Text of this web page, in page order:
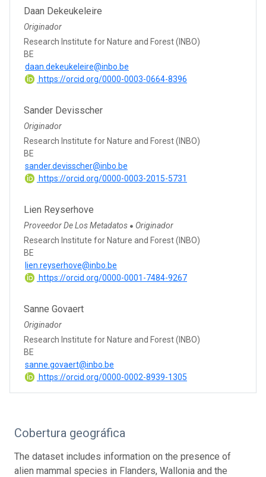
Daan Dekeukeleire
Originador
Research Institute for Nature and Forest (INBO)
BE
daan.dekeukeleire@inbo.be
https://orcid.org/0000-0003-0664-8396
Sander Devisscher
Originador
Research Institute for Nature and Forest (INBO)
BE
sander.devisscher@inbo.be
https://orcid.org/0000-0003-2015-5731
Lien Reyserhove
Proveedor De Los Metadatos ● Originador
Research Institute for Nature and Forest (INBO)
BE
lien.reyserhove@inbo.be
https://orcid.org/0000-0001-7484-9267
Sanne Govaert
Originador
Research Institute for Nature and Forest (INBO)
BE
sanne.govaert@inbo.be
https://orcid.org/0000-0002-8939-1305
Cobertura geográfica
The dataset includes information on the presence of
alien mammal species in Flanders, Wallonia and the